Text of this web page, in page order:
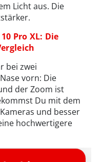
Licht aus. Die
Pro XL: Die
bei zwei
vorn: Die
der Zoom ist
Du mit dem
und besser
hochwertigere